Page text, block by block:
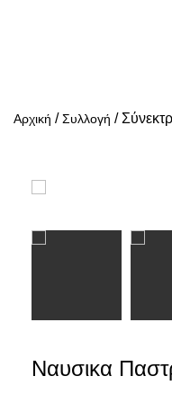
Αρχική /Συλλογή /
Ναυσικα